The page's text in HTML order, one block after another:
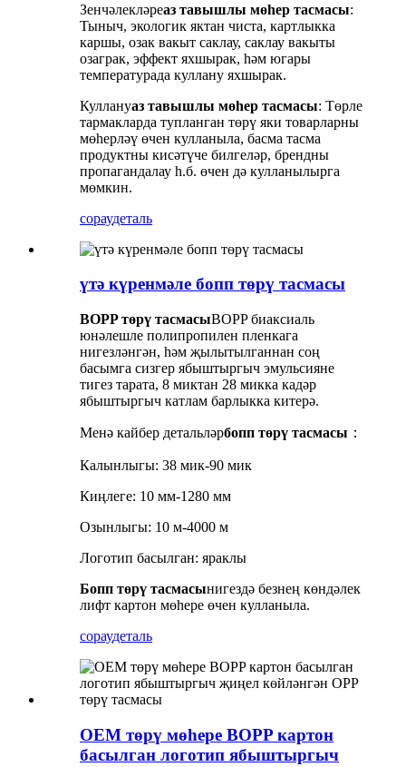
Зенчәлекләреаз тавышлы мөһер тасмасы:
Тыныч, экологик яктан чиста, картлыкка
каршы, озак вакыт саклау, саклау вакыты
озаграк, эффект яхшырак, һәм югары
температурада куллану яхшырак.
Куллануаз тавышлы мөһер тасмасы: Төрле
тармакларда тупланган төрү яки товарларны
мөһерләү өчен кулланыла, басма тасма
продуктны кисәтүче билгеләр, брендны
пропагандалау һ.б. өчен дә кулланылырга
мөмкин.
сораудеталь
үтә күренмәле бопп төрү тасмасы
BOPP төрү тасмасыBOPP биаксиаль
юнәлешле полипропилен пленкага
нигезләнгән, һәм җылытылганнан соң
басымга сизгер ябыштыргыч эмульсияне
тигез тарата, 8 миктан 28 микка кадәр
ябыштыргыч катлам барлыкка китерә.
Менә кайбер детальләрбопп төрү тасмасы ：
Калынлыгы: 38 мик-90 мик
Киңлеге: 10 мм-1280 мм
Озынлыгы: 10 м-4000 м
Логотип басылган: яраклы
Бопп төрү тасмасынигездә безнең көндәлек
лифт картон мөһере өчен кулланыла.
сораудеталь
OEM төрү мөһере BOPP картон
басылган логотип ябыштыргыч